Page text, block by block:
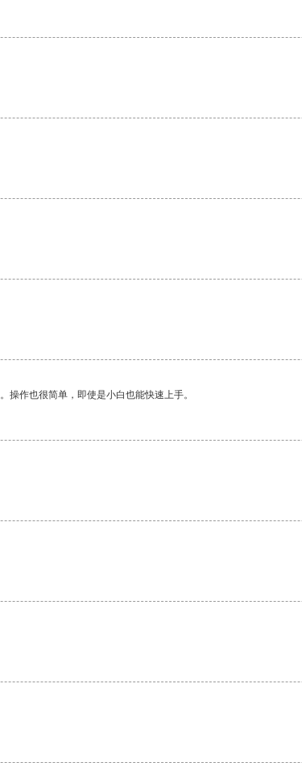
作也很简单，即使是小白也能快速上手。